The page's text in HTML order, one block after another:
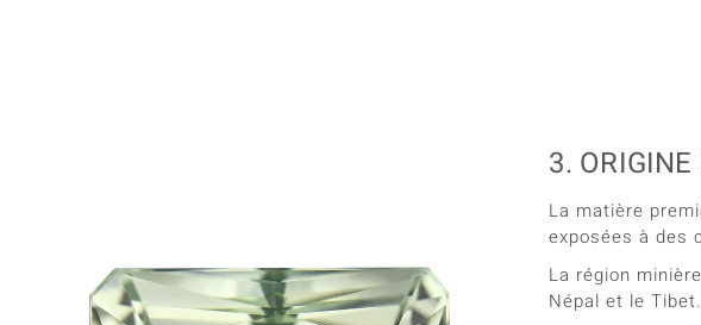
3.
La matière
exposées à des
La région
Népal et le Tibet.